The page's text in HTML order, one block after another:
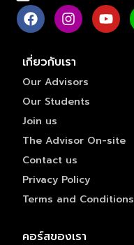
เกี่ยวกับเรา
Our Advisors
Our Students
Join us
The Advisor On-site
Contact us
Privacy Policy
Terms and Conditions
คอร์สของเรา